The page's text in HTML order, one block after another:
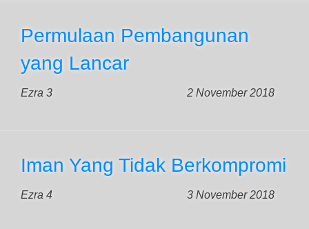
Permulaan Pembangunan
yang Lancar
Ezra 3 2 November 2018
Iman Yang Tidak Berkompromi
Ezra 4 3 November 2018